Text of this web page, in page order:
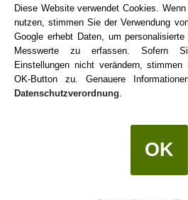
Mir gehts da aber gleich wie dir. Ich
es kann
. Ich habe allerdings auch
bitten muss.
MeinLöwehat allerdings letztens
eingezogen. Hat sich eine eigene
auch ja alleine machen kann.
Zusammenarbeiten mit ihm ist
Universums. Er wird extrem herrisch
Diese Website verwendet Cookies.
nutzen, stimmen Sie der Verwendung
Google erhebt Daten, um
Messwerte zu erfassen. Sofern
Einstellungen nicht verändern,
OK-Button zu. Genauere
Datenschutzverordnung.
OK